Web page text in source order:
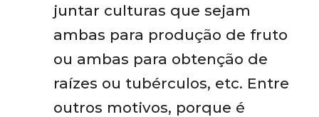
juntar culturas que sejam
ambas para produção de fruto
ou ambas para obtenção de
raízes ou tubérculos, etc. Entre
outros motivos, porque é